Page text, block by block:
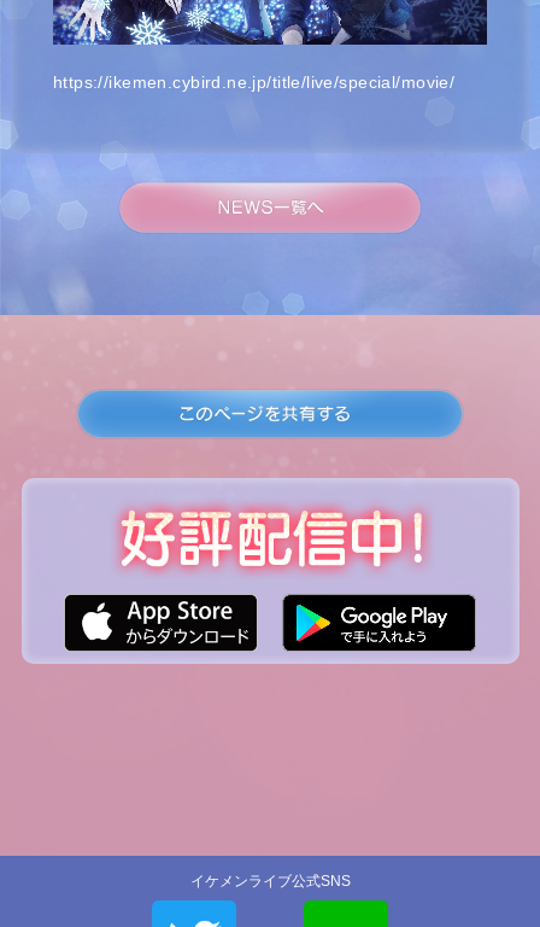
https://ikemen.cybird.ne.jp/title/live/special/movie/
イケメンライブ公式SNS